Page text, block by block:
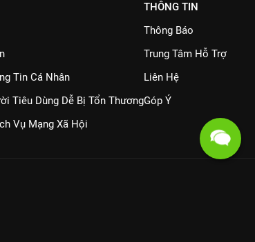
Tin Cá Nhân
Tiêu Dùng Dễ Bị Tổn Thương
Vụ Mạng Xã Hội
THÔNG TIN
Thông Báo
Trung Tâm Hỗ Trợ
Liên Hệ
Góp Ý